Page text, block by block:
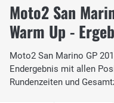
Moto2 San
Warm Up -
Moto2 San Marino GP
Endergebnis mit allen
Rundenzeiten und